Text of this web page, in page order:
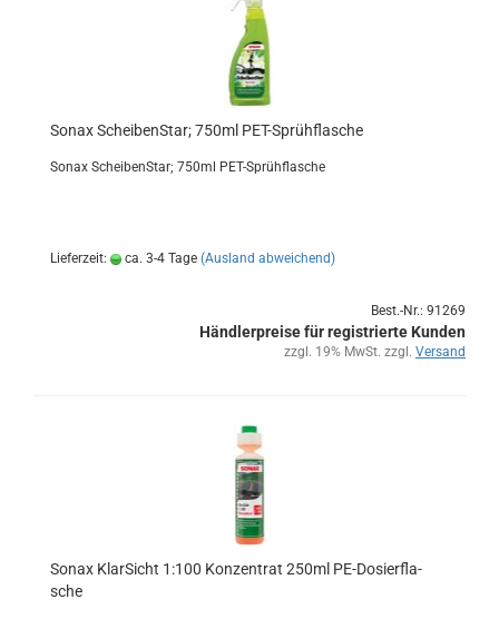
Sonax Schei­ben­Star; 750ml PET-​Sprüh­fla­sche
Sonax Schei­ben­Star; 750ml PET-​Sprühflasche
Lieferzeit: ca. 3-4 Tage (Ausland abweichend)
Best.-Nr.: 91269
Händlerpreise für registrierte Kunden
zzgl. 19% MwSt. zzgl. Versand
Sonax Klar­Sicht 1:100 Kon­zen­trat 250ml PE-​Do­sier­fla­
sche